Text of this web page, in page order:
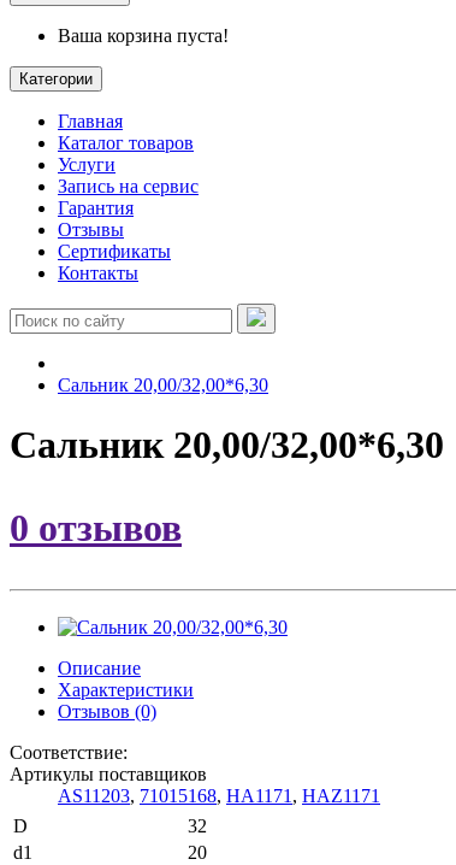
Ваша корзина пуста!
Категории
Главная
Каталог товаров
Услуги
Запись на сервис
Гарантия
Отзывы
Сертификаты
Контакты
Сальник 20,00/32,00*6,30
Сальник 20,00/32,00*6,30
0 отзывов
Описание
Характеристики
Отзывов (0)
Соответствие:
Артикулы поставщиков
AS11203, 71015168, HA1171 , HAZ1171
D
32
d1
20